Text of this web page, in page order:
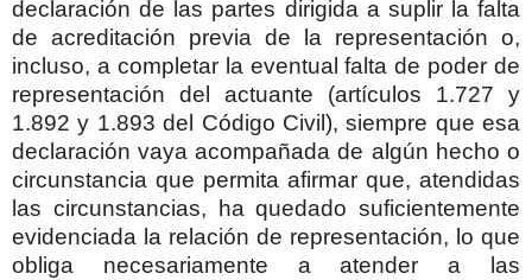
declaración de las partes dirigida a suplir la falta
de acreditación previa de la representación o,
incluso, a completar la eventual falta de poder de
representación del actuante (artículos 1.727 y
1.892 y 1.893 del Código Civil), siempre que esa
declaración vaya acompañada de algún hecho o
circunstancia que permita afirmar que, atendidas
las circunstancias, ha quedado suficientemente
evidenciada la relación de representación, lo que
obliga necesariamente a atender a las